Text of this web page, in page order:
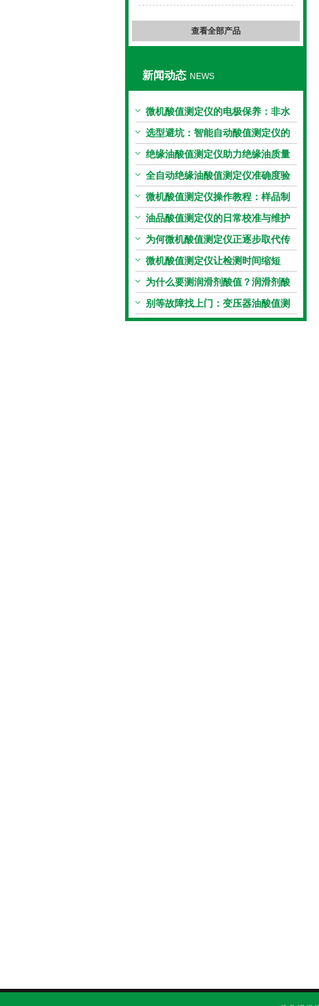
查看全部产品
新闻动态 NEWS
微机酸值测定仪的电极保养：非水
电极的清洗与活化方法
选型避坑：智能自动酸值测定仪的
加热功率与萃取时间关系
绝缘油酸值测定仪助力绝缘油质量
把控，降低设备故障
全自动绝缘油酸值测定仪准确度验
证：标准物质标定步骤
微机酸值测定仪操作教程：样品制
备、参数设置与结果解读
油品酸值测定仪的日常校准与维护
流程
为何微机酸值测定仪正逐步取代传
统手动滴定法？
微机酸值测定仪让检测时间缩短
50%
为什么要测润滑剂酸值？润滑剂酸
值测定法告诉你答案
别等故障找上门：变压器油酸值测
试仪的预警功能